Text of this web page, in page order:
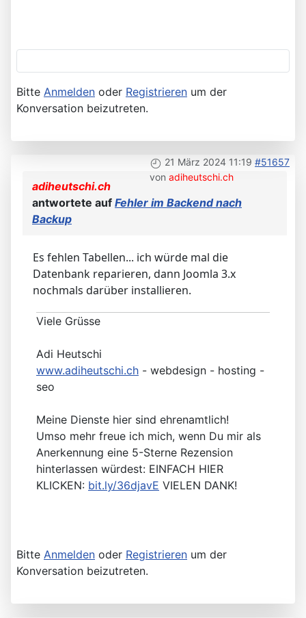
Bitte Anmelden oder Registrieren um der
Konversation beizutreten.
21 März 2024 11:19 #51657
von adiheutschi.ch
adiheutschi.ch
antwortete auf Fehler im Backend nach
Backup
Es fehlen Tabellen... ich würde mal die
Datenbank reparieren, dann Joomla 3.x
nochmals darüber installieren.
Viele Grüsse
Adi Heutschi
www.adiheutschi.ch - webdesign - hosting -
seo
Meine Dienste hier sind ehrenamtlich!
Umso mehr freue ich mich, wenn Du mir als
Anerkennung eine 5-Sterne Rezension
hinterlassen würdest: EINFACH HIER
KLICKEN: bit.ly/36djavE VIELEN DANK!
Bitte Anmelden oder Registrieren um der
Konversation beizutreten.